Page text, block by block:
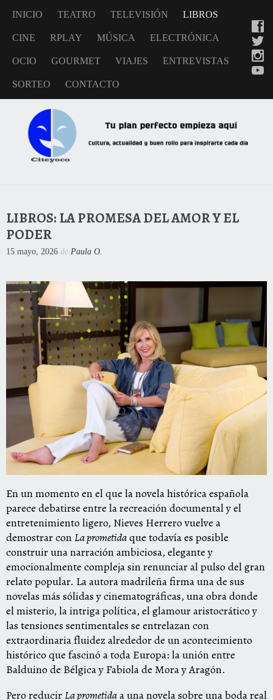
INICIO TEATRO TELEVISIÓN LIBROS
CINE RPLAY MÚSICA ELECTRÓNICA
OCIO GOURMET VIAJES ENTREVISTAS
SORTEO CONTACTO
LIBROS: LA PROMESA DEL AMOR Y EL
PODER
15 mayo, 2026 de Paula O.
En un momento en el que la novela histórica española
parece debatirse entre la recreación documental y el
entretenimiento ligero, Nieves Herrerovuelve a
demostrar conLa prometidaque todavía es posible
construir una narración ambiciosa, elegante y
emocionalmente compleja sin renunciar al pulso del gran
relato popular. La autora madrileña firma una de sus
novelas más sólidas y cinematográficas, una obra donde
el misterio, la intriga política, el glamour aristocrático y
las tensiones sentimentales se entrelazan con
extraordinaria fluidez alrededor de un acontecimiento
histórico que fascinó a toda Europa: la unión entre
Balduino de Bélgica y Fabiola de Mora y Aragón.
Pero reducirLa prometidaa una novela sobre una boda real